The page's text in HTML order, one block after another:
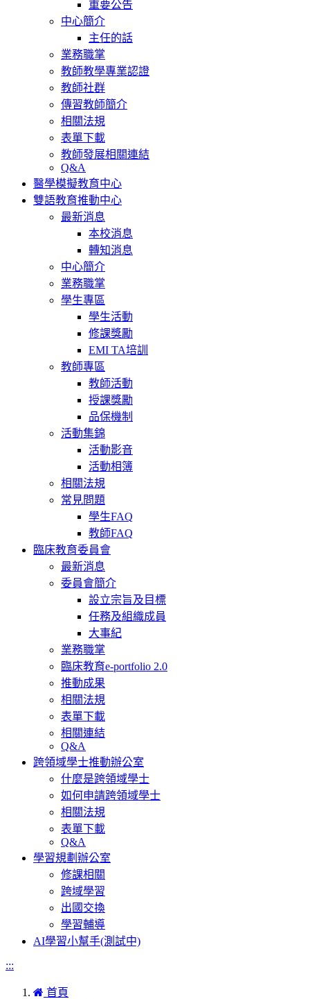
重要公告
中心簡介
主任的話
業務職掌
教師教學專業認證
教師社群
傳習教師簡介
相關法規
表單下載
教師發展相關連結
Q&A
醫學模擬教育中心
雙語教育推動中心
最新消息
本校消息
轉知消息
中心簡介
業務職掌
學生專區
學生活動
修課獎勵
EMI TA培訓
教師專區
教師活動
授課獎勵
品保機制
活動集錦
活動影音
活動相簿
相關法規
常見問題
學生FAQ
教師FAQ
臨床教育委員會
最新消息
委員會簡介
設立宗旨及目標
任務及組織成員
大事紀
業務職掌
臨床教育e-portfolio 2.0
推動成果
相關法規
表單下載
相關連結
Q&A
跨領域學士推動辦公室
什麼是跨領域學士
如何申請跨領域學士
相關法規
表單下載
Q&A
學習規劃辦公室
修課相關
跨域學習
出國交換
學習輔導
AI學習小幫手(測試中)
:::
首頁